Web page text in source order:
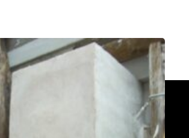
Oxalibre XL avec sortie des
vers le bas
30570
de masse S avec conduit en
de terre crue handmade